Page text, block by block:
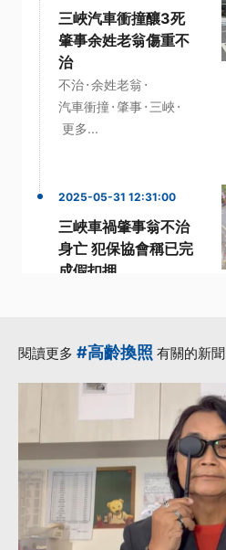
三峽汽車衝撞釀3死
肇事余姓老翁傷重不
治
不治·余姓老翁 ·
汽車衝撞· 肇事· 三峽 ·
更多...
2025-05-31 12:31:00
三峽車禍肇事翁不治
身亡 犯保協會稱已完
成假扣押
閱讀更多 #高齡換照 有關的新聞